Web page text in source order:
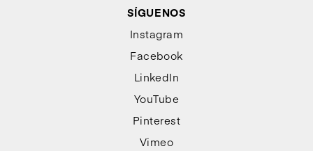
SÍGUENOS
Instagram
Facebook
LinkedIn
YouTube
Pinterest
Vimeo